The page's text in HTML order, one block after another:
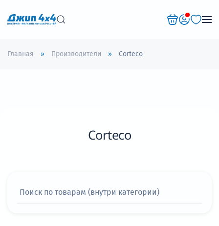
Перейти к содержимому
Главная Производители Corteco
Corteco